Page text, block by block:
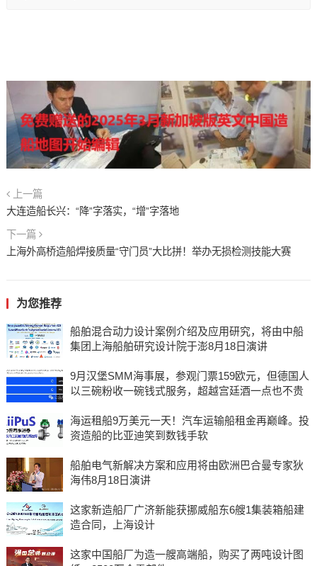
上一篇
大连造船长兴：“降”字落实，“增”字落地
下一篇
上海外高桥造船焊接质量“守门员”大比拼！举办无损检测技能大赛
为您推荐
船舶混合动力设计案例介绍及应用研究，将由中船
集团上海船舶研究设计院于澎8月18日演讲
9月汉堡SMM海事展，参观门票159欧元，但德国人
以三碗粉收一碗钱式服务，超越宫廷酒一点也不贵
海运租船9万美元一天！汽车运输船租金再巅峰。投
资造船的比亚迪笑到数钱手软
船舶电气新解决方案和应用将由欧洲巴合曼专家狄
海伟8月18日演讲
这家新造船厂广济新能获挪威船东6艘1集装箱船建
造合同，上海设计
这家中国船厂为造一艘高端船，购买了两吨设计图